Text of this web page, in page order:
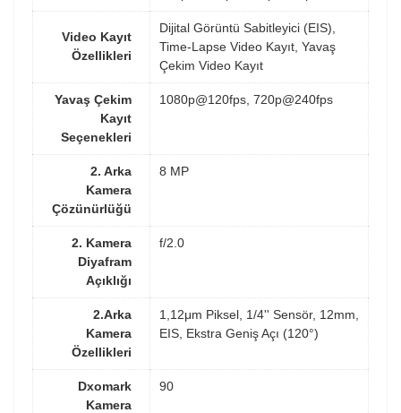
Video Kayıt
Özellikleri
Dijital Görüntü Sabitleyici (EIS),
Time-Lapse Video Kayıt, Yavaş
Çekim Video Kayıt
Yavaş Çekim
Kayıt
Seçenekleri
1080p@120fps, 720p@240fps
2. Arka
Kamera
Çözünürlüğü
8 MP
2. Kamera
Diyafram
Açıklığı
f/2.0
2.Arka
Kamera
Özellikleri
1,12μm Piksel, 1/4'' Sensör, 12mm,
EIS, Ekstra Geniş Açı (120°)
Dxomark
Kamera
90